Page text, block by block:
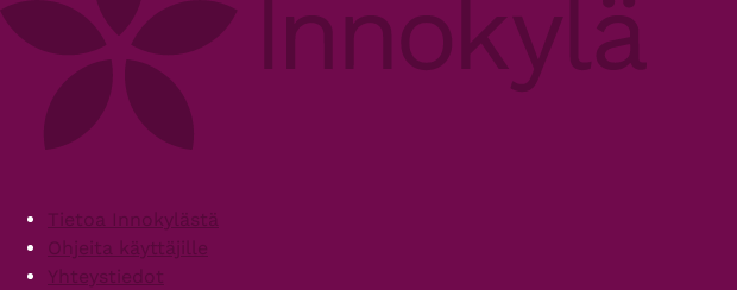
FooterTietoa Innokylästä
Ohjeita käyttäjille
Yhteystiedot